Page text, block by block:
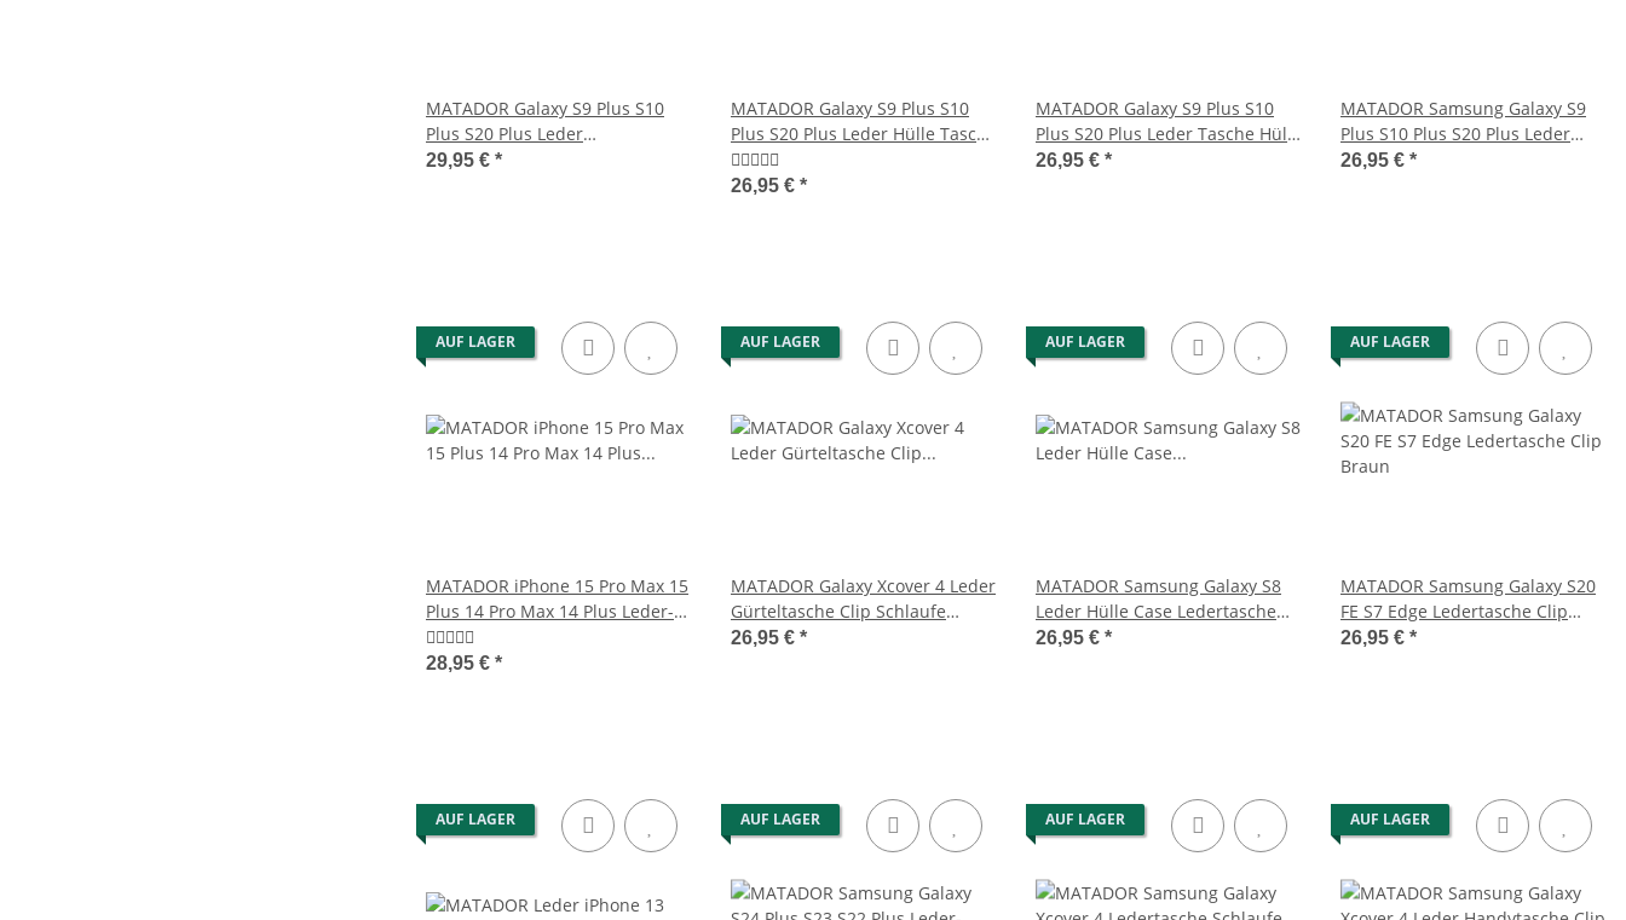
MATADOR Galaxy S9 Plus S10
Plus S20 Plus Leder
Handytasche Braun
29,95 € *
MATADOR Galaxy S9 Plus S10
Plus S20 Plus Leder Hülle Tasche
Braun
26,95 € *
MATADOR Galaxy S9 Plus S10
Plus S20 Plus Leder Tasche Hülle
Braun
26,95 € *
MATADOR Samsung Galaxy S9
Plus S10 Plus S20 Plus Leder
Hülle Braun
26,95 € *
AUF LAGER
MATADOR iPhone 15 Pro Max 15
Plus 14 Pro Max 14 Plus Leder-
Case Braun
28,95 € *
AUF LAGER
MATADOR Galaxy Xcover 4 Leder
Gürteltasche Clip Schlaufe
Schwarz
26,95 € *
AUF LAGER
MATADOR Samsung Galaxy S8
Leder Hülle Case Ledertasche
Clip Braun
26,95 € *
AUF LAGER
MATADOR Samsung Galaxy S20
FE S7 Edge Ledertasche Clip
Braun
26,95 € *
AUF LAGER AUF LAGER AUF LAGER AUF LAGER